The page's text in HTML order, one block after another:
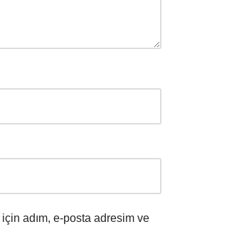
adım, e-posta adresim ve